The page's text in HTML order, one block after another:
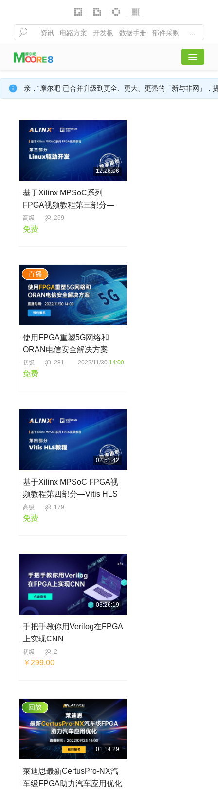
首页
行业活动
注册/登录
亲，“摩尔吧”已合并升级到更全、更大、更强的「新与非网」，
12:26:06
基于Xilinx MPSoC系列
FPGA视频教程第三部分—
Linux驱动开发
高级 269
免费
使用FPGA重塑5G网络和
ORAN电信安全解决方案
初级 281 2022/11/30 14:00
免费
02:51:42
基于Xilinx MPSoC FPGA视
频教程第四部分—Vitis HLS
开发
高级 179
免费
03:26:19
手把手教你用Verilog在FPGA
上实现CNN
初级 2
￥299.00
01:14:29
莱迪思最新CertusPro-NX汽
车级FPGA助力汽车应用优化